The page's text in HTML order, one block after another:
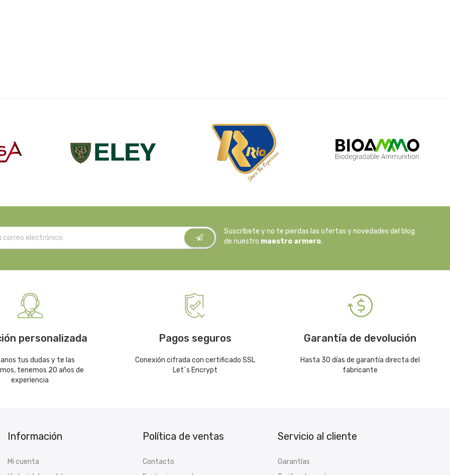
Suscríbete y no te pierdas las ofertas y novedades del blog
de nuestro maestro armero.
personalizada
tus dudas y te las
tenemos 20 años de
experiencia
Pagos seguros
Conexión cifrada con certificado SSL
Let´s Encrypt
Garantía de devolución
Hasta 30 días de garantía directa del
fabricante
Información
Mi cuenta
Política de ventas
Contacto
Servicio al cliente
Garantías